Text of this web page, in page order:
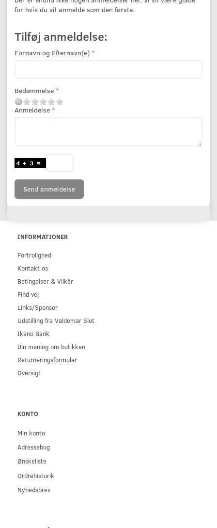
for hvis du vil anmelde som den første.
Tilføj anmeldelse:
Fornavn og Efternavn(e)
Bedømmelse
Anmeldelse
Send anmeldelse
INFORMATIONER
Fortrolighed
Kontakt os
Betingelser & Vilkår
Find vej
Links/Sponsor
Udstilling fra Valdemar Slot
Ikano Bank
Din mening om butikken
Returneringsformular
Oversigt
KONTO
Min konto
Adressebog
Ønskeliste
Ordrehistorik
Nyhedsbrev